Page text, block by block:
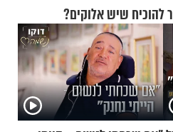
להוכיח שיש אלוקים?